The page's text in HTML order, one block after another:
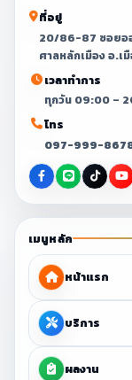
ที่อยู่
20/86-87 ซอยอ
ศาลหลักเมือง อ.
เวลาทำการ
ทุกวัน 09:00 –
โทร
097-999-
เมนูหลัก
หน้าแรก
บริการ
ผลงาน